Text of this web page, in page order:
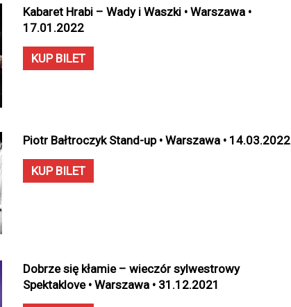
Kabaret Hrabi – Wady i Waszki • Warszawa •
17.01.2022
KUP BILET
Piotr Bałtroczyk Stand-up • Warszawa • 14.03.2022
KUP BILET
Dobrze się kłamie – wieczór sylwestrowy
Spektaklove • Warszawa • 31.12.2021